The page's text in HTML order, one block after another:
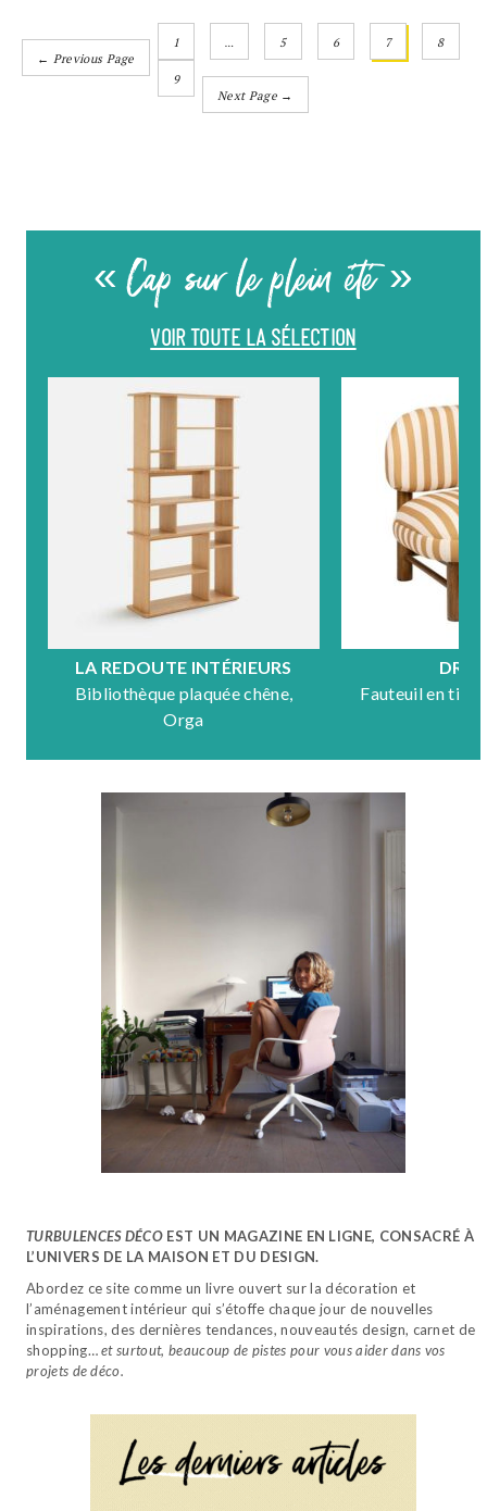
← Previous Page
1 5 6 7 8
9
Next Page →
« Cap sur le plein été »
VOIR TOUTE LA SÉLECTION
LA REDOUTE INTÉRIEURS
Bibliothèque plaquée chêne,
Orga
Fauteuil en
TURBULENCES DÉCO EST UN MAGAZINE EN LIGNE, CONSACRÉ À
L’UNIVERS DE LA MAISON ET DU DESIGN.
Abordez ce site comme un livre ouvert sur la décoration et
l’aménagement intérieur qui s’étoffe chaque jour de nouvelles
inspirations, des dernières tendances, nouveautés design, carnet de
shopping…et surtout, beaucoup de pistes pour vous aider dans vos
projets de déco.